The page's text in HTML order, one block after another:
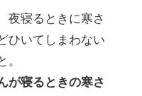
夜寝るときに寒さ
ひいてしまわない
が寝るときの寒さ